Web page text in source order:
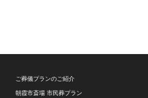
ご葬儀プランのご紹介
朝霞市斎場 市民葬プラン